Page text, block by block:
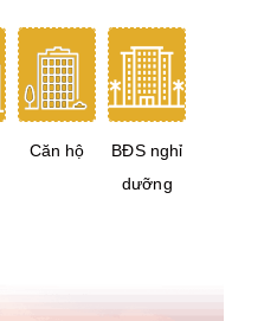
Căn hộ
BĐS nghỉ
dưỡng